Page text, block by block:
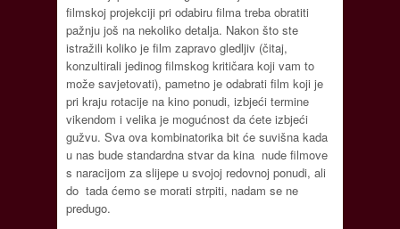
filmskoj projekciji pri odabiru filma treba obratiti
pažnju još na nekoliko detalja. Nakon što ste
istražili koliko je film zapravo gledljiv (čitaj,
konzultirali jedinog filmskog kritičara koji vam to
može savjetovati), pametno je odabrati film koji je
pri kraju rotacije na kino ponudi, izbjeći termine
vikendom i velika je mogućnost da ćete izbjeći
gužvu. Sva ova kombinatorika bit će suvišna kada
u nas bude standardna stvar da kina nude filmove
s naracijom za slijepe u svojoj redovnoj ponudi, ali
do tada ćemo se morati strpiti, nadam se ne
predugo.